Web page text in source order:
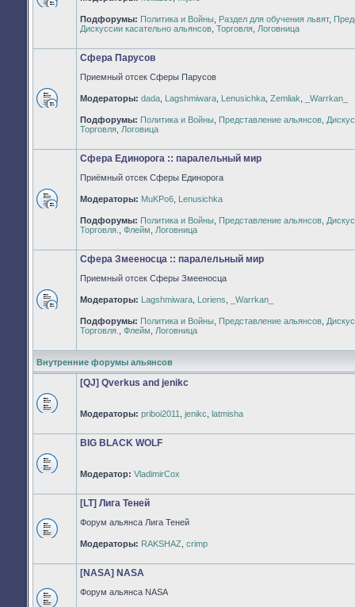
непрочитанных
сообщений
Подфорумы: Политика и Войны Раздел для обучения львят,
Дискуссии касательно альянсов Торговля Логовница
непрочитанных
сообщений
Сфера Парусов
Приемный отсек Сферы Парусов
Модераторы: dada Lagshmiwara Lenusichka Zemliak _Warrkan_
Подфорумы: Политика и Войны Представление альянсов
Торговля Логовица
непрочитанных
сообщений
Сфера Единорога :: паралельный мир
Приёмный отсек Сферы Единорога
Модераторы: MuKPo6 Lenusichka
Подфорумы: Политика и Войны Представление альянсов
Торговля.
Флейм Логовница
непрочитанных
сообщений
Сфера Змееносца :: паралельный мир
Приемный отсек Сферы Змееносца
Модераторы: Lagshmiwara Loriens _Warrkan_
Подфорумы: Политика и Войны Представление альянсов
Торговля.
Флейм Логовница
Внутренние форумы альянсов
Нет
сообщений
[QJ] Qverkus and jenikc
Модераторы: priboi2011 jenikc latmisha
Нет
сообщений
BIG BLACK WOLF
Модератор: VladimirCox
Нет
непрочитанных
[LT] Лига Теней
Форум альянса Лига Теней
Модераторы: RAKSHAZ crimp
[NASA] NASA
Форум альянса NASA